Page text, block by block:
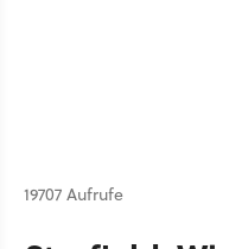
19707 Aufrufe